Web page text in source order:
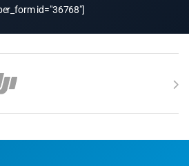
id="36768"]